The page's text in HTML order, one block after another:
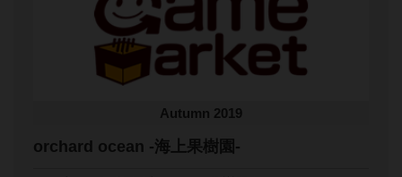
Autumn 2019
orchard ocean -海上果樹園-